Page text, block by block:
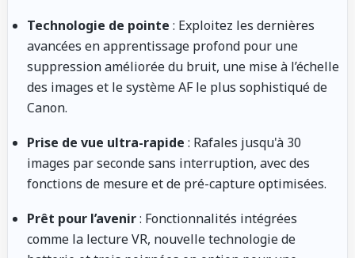
Technologie de pointe : Exploitez les dernières
avancées en apprentissage profond pour une
suppression améliorée du bruit, une mise à l’échelle
des images et le système AF le plus sophistiqué de
Canon.
Prise de vue ultra-rapide : Rafales jusqu'à 30
images par seconde sans interruption, avec des
fonctions de mesure et de pré-capture optimisées.
Prêt pour l’avenir: Fonctionnalités intégrées
comme la lecture VR, nouvelle technologie de